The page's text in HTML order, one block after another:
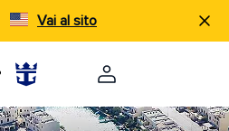
Vai al sito